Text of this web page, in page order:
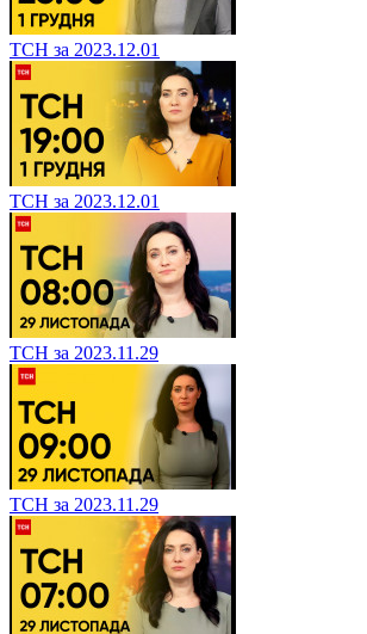
ТСН за 2023.12.01
ТСН за 2023.12.01
ТСН за 2023.11.29
ТСН за 2023.11.29